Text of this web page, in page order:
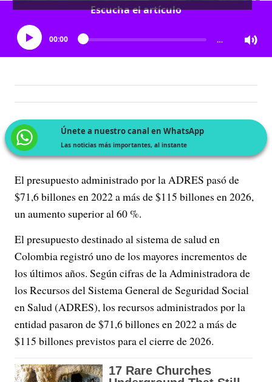
Escucha el artículo
00:00 …
Únete a nuestro canal en WhatsApp
Las noticias más importantes, al instante
El presupuesto administrado por la ADRES pasó de
$71,6 billones en 2022 a más de $115 billones en 2026,
un aumento superior al 60 %.
El presupuesto destinado al sistema de salud en
Colombia registró uno de los mayores incrementos de
los últimos años. Según cifras de la Administradora de
los Recursos del Sistema General de Seguridad Social
en Salud (ADRES), los recursos administrados por la
entidad pasaron de $71,6 billones en 2022 a más de
$115 billones previstos para el cierre de 2026.